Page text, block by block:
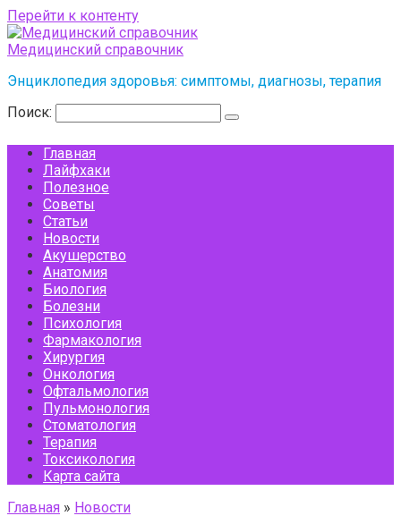
Перейти к контенту
Медицинский справочник
Энциклопедия здоровья: симптомы, диагнозы, терапия
Поиск:
Главная
Лайфхаки
Полезное
Советы
Статьи
Новости
Акушерство
Анатомия
Биология
Болезни
Психология
Фармакология
Хирургия
Онкология
Офтальмология
Пульмонология
Стоматология
Терапия
Токсикология
Карта сайта
Главная » Новости